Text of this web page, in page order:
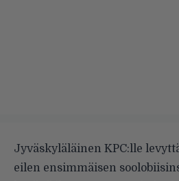
Jyväskyläläinen KPC:lle
eilen ensimmäisen